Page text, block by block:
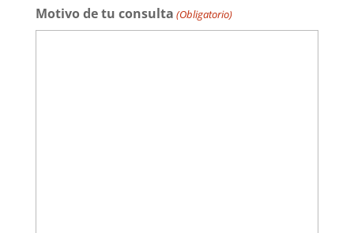
Motivo de tu consulta (Obligatorio)